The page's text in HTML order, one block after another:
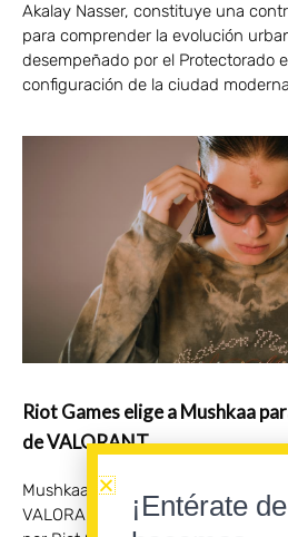
Akalay Nasser, constituye una
para comprender la evolución
desempeñado por el Protectorado
configuración de la ciudad
Riot Games elige a Mushkaa
de VALORANT
Mushkaa reinterpreta «Villain (Take
VALORANT, el videojuego táctico
¡Entérate